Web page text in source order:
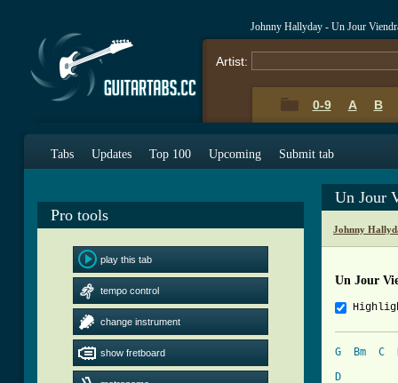
Johnny Hallyday - Un Jour
Artist:
0-9 A B
Tabs Updates Top 100 Upcoming Submit tab
Pro tools
play this tab
tempo control
change instrument
show fretboard
Un Jour
Johnny
Un Jour
G Bm C
D